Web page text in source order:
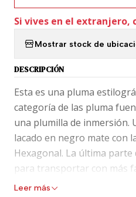
Si vives en el extranjero,
Mostrar stock de
DESCRIPCIÓN
Esta es una pluma
categoría de las pluma
una plumilla de inmersión.
lacado en negro mate con
Hexagonal. La última
para transportar con más
Kaweco o en cualquier otro
Leer más